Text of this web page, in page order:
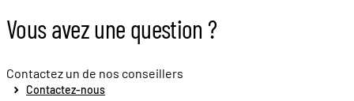
Vous avez une question ?
Contactez un de nos conseillers
Contactez-nous